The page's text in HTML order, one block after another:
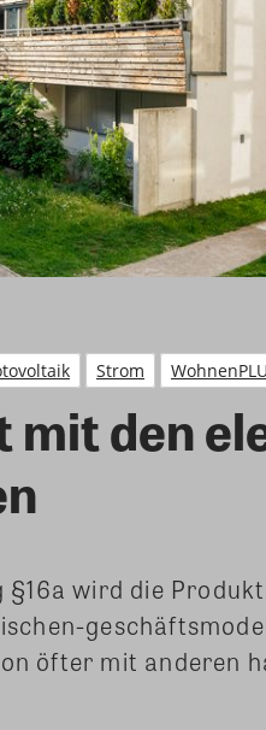
Strom
mit den
§16a wird die
öfter mit anderen